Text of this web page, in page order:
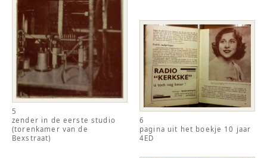
5
zender in de eerste studio
(torenkamer van de
Bexstraat)
6
pagina uit het boekje 10 jaar
4ED